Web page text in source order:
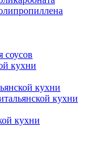
соусов
кухни
кухни
кухни
кухни